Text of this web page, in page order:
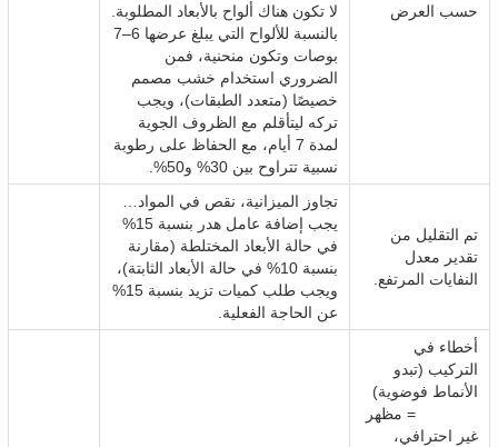
حسب العرض
لا تكون هناك ألواح بالأبعاد المطلوبة.
بالنسبة للألواح التي يبلغ عرضها 6–7
بوصات وتكون منحنية، فمن
الضروري استخدام خشب مصمم
خصيصًا (متعدد الطبقات)، ويجب
تركه ليتأقلم مع الظروف الجوية
لمدة 7 أيام، مع الحفاظ على رطوبة
نسبية تتراوح بين 30% و50%.
تم التقليل من
تقدير معدل
النفايات المرتفع.
تجاوز الميزانية، نقص في المواد…
يجب إضافة عامل هدر بنسبة 15%
في حالة الأبعاد المختلطة (مقارنة
بنسبة 10% في حالة الأبعاد الثابتة)،
ويجب طلب كميات تزيد بنسبة 15%
عن الحاجة الفعلية.
أخطاء في
التركيب (تبدو
الأنماط فوضوية)
= مظهر
غير احترافي،